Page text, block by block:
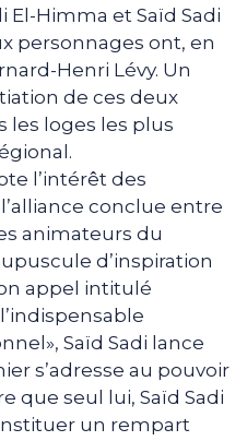
Himma et Saïd Sadi
personnages ont, en
Henri Lévy. Un
de ces deux
les loges les plus
l’intérêt des
conclue entre
animateurs du
d’inspiration
appel intitulé
Saïd Sadi lance
s’adresse au pouvoir
que seul lui, Saïd Sadi
un rempart